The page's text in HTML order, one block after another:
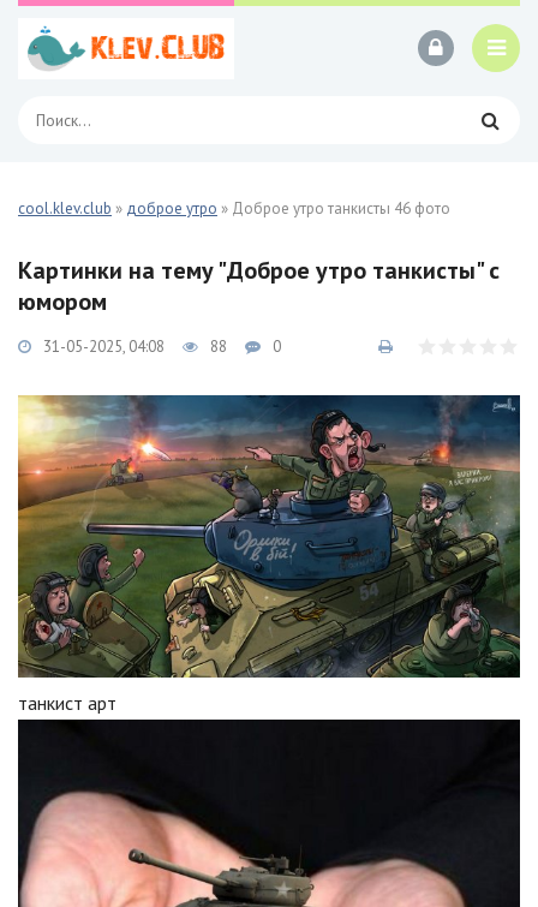
cool.klev.club » доброе утро » Доброе утро танкисты 46 фото
Картинки на тему "Доброе утро танкисты" с
юмором
31-05-2025, 04:08 88 0
танкист арт